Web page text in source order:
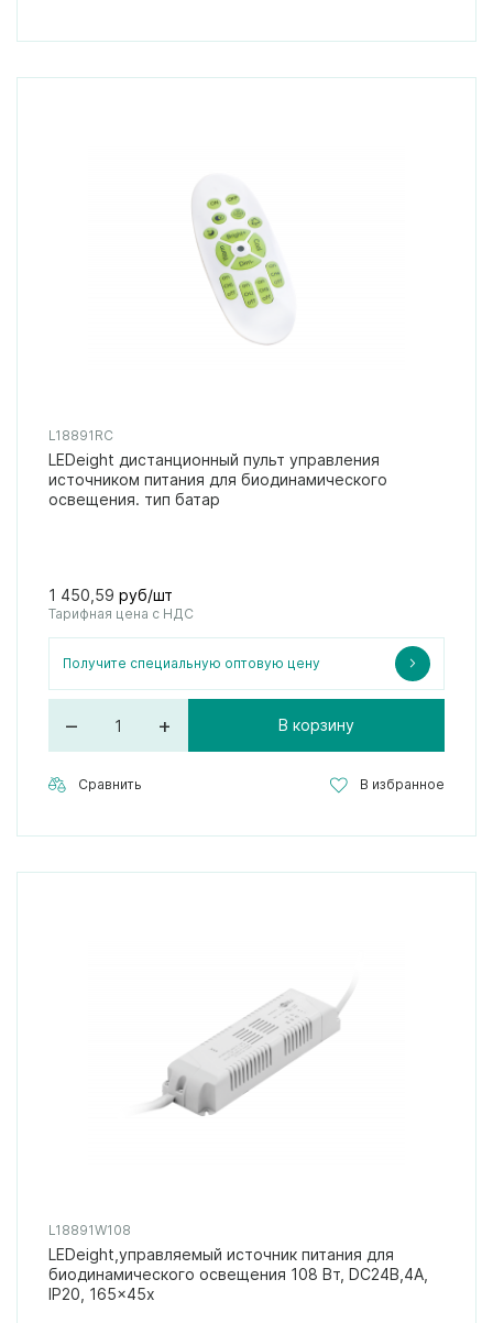
L18891RC
LEDeight дистанционный пульт управления
источником питания для биодинамического
освещения. тип батар
1 450,59 руб/шт
Тарифная цена с НДС
Получите специальную оптовую цену
– + В корзину
Сравнить В избранное
L18891W108
LEDeight,управляемый источник питания для
биодинамического освещения 108 Вт, DC24В,4А,
IP20, 165x45x